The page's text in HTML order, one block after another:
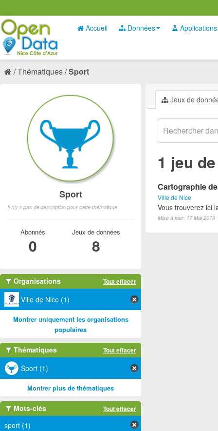
Accueil Données Applications
Thématiques Sport
Jeux de
1 jeu
Cartographie
Ville de Nice
Vous trouverez ici
Mise à jour: 17 Mai 2019
Sport
Il n'y a pas de description pour cette thématique
Abonnés
0
Jeux de données
8
Organisations Tout effacer
Ville de Nice (1)
Montrer uniquement les organisations
populaires
Thématiques Tout effacer
Sport (1)
Montrer plus de thématiques
Mots-clés Tout effacer
sport (1)